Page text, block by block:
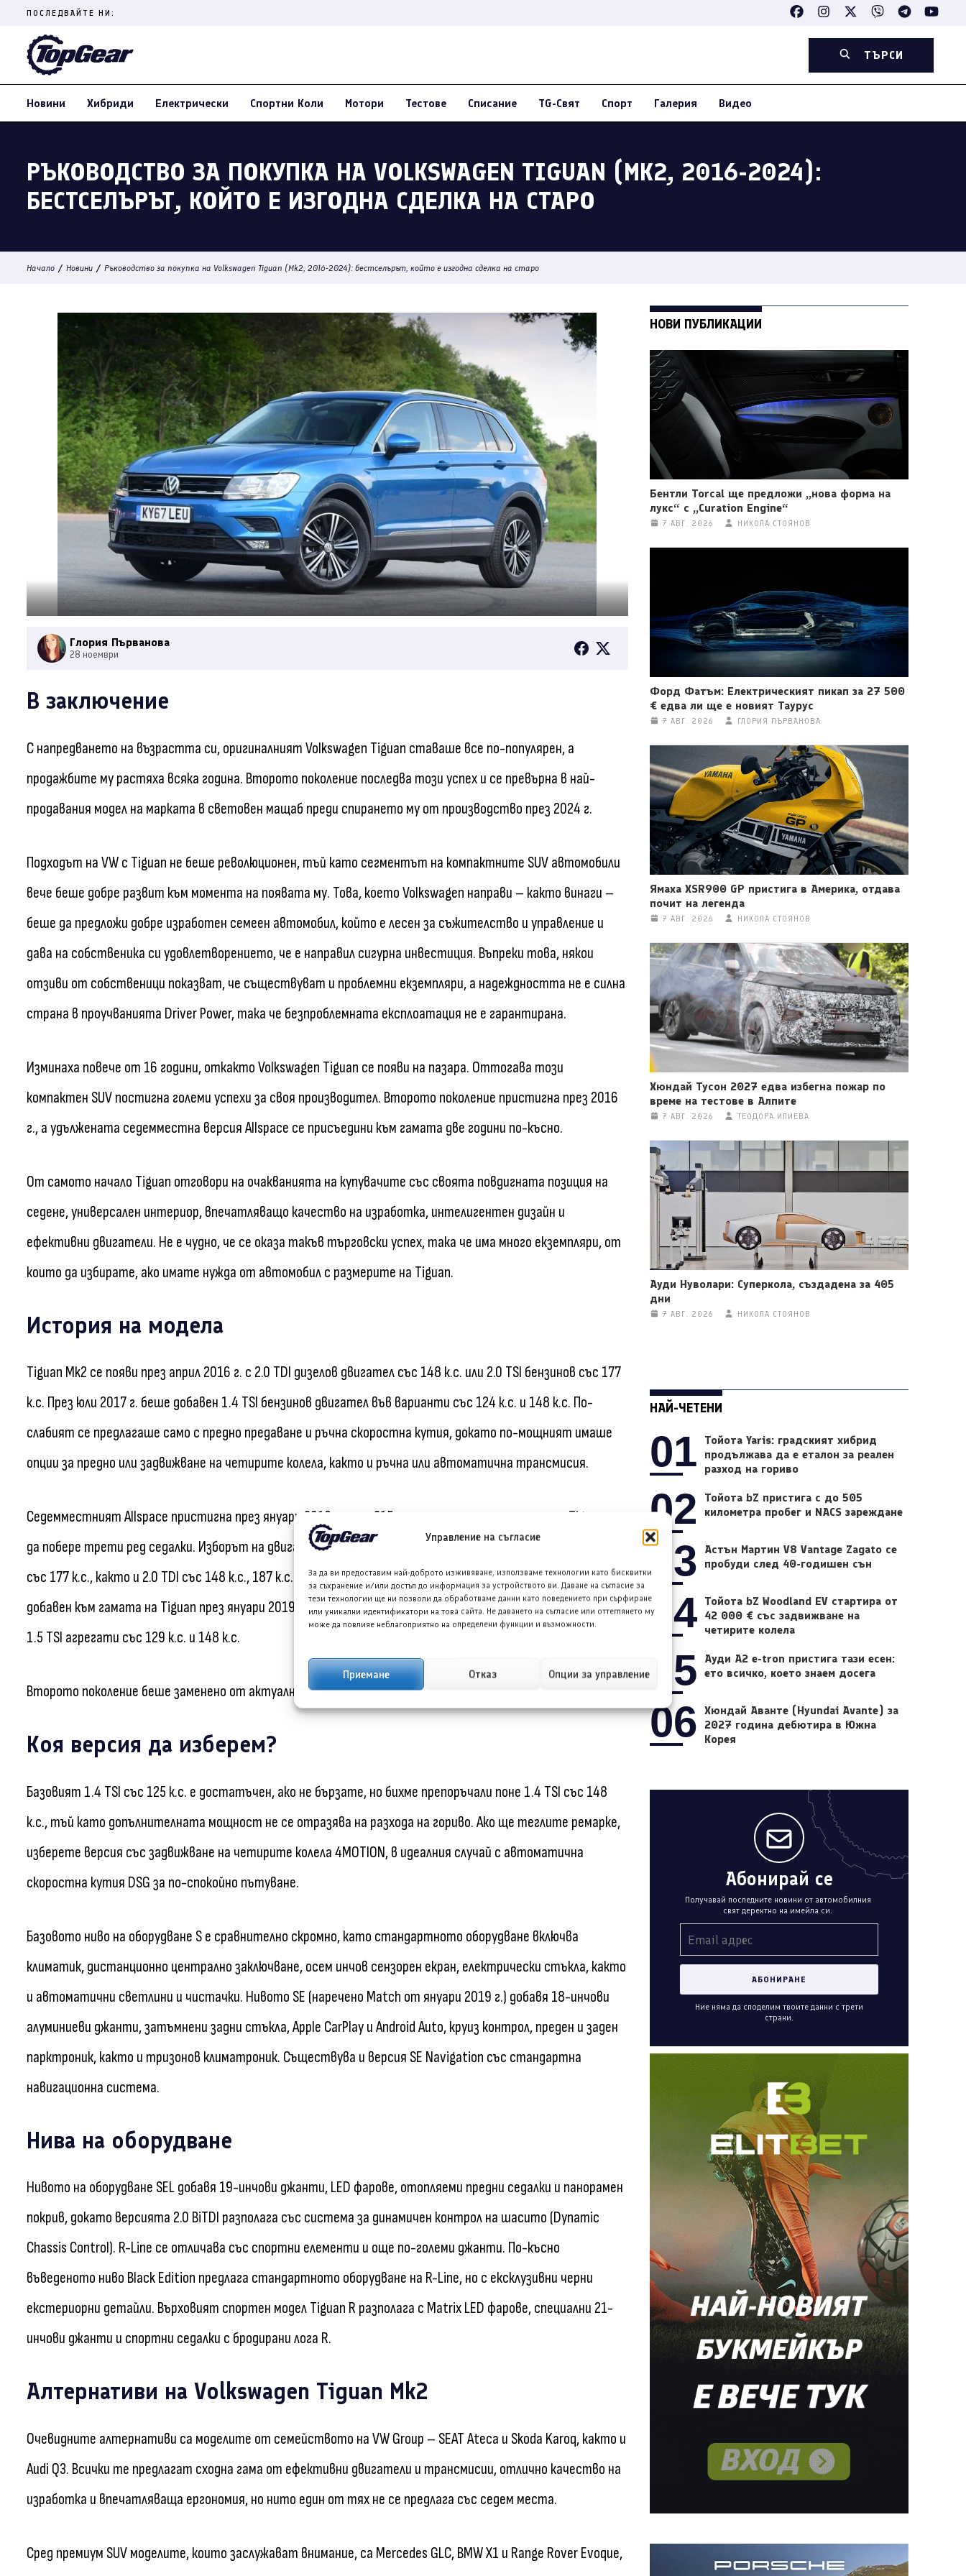
Управление на съгласие
За да ви предоставим най-доброто изживяване, използваме технологии като бисквитки
за съхранение и/или достъп до информация за устройството ви. Даване на съгласие за
тези технологии ще ни позволи да обработваме данни като поведението при сърфиране
или уникални идентификатори на това сайта. Не даването на съгласие или оттеглянето му
може да повлияе неблагоприятно на определени функции и възможности.
Приемане Отказ Опции за управление
content
(Press
ПОСЛЕДВАЙТЕ НИ:
ТЪРСИ
Новини Хибриди Електрически Спортни Коли Мотори Тестове Списание TG-Свят Спорт Галерия Видео
РЪКОВОДСТВО ЗА ПОКУПКА НА VOLKSWAGEN TIGUAN (MK2, 2016-2024):
БЕСТСЕЛЪРЪТ, КОЙТО Е ИЗГОДНА СДЕЛКА НА СТАРО
Начало / Новини / Ръководство за покупка на Volkswagen Tiguan (Mk2, 2016-2024): бестселърът, който е изгодна сделка на старо
Глория Първанова
28 ноември
В заключение
С напредването на възрастта си, оригиналният Volkswagen Tiguan ставаше все по-популярен, а
продажбите му растяха всяка година. Второто поколение последва този успех и се превърна в най-
продавания модел на марката в световен мащаб преди спирането му от производство през 2024 г.
Подходът на VW с Tiguan не беше революционен, тъй като сегментът на компактните SUV автомобили
вече беше добре развит към момента на появата му. Това, което Volkswagen направи – както винаги –
беше да предложи добре изработен семеен автомобил, който е лесен за съжителство и управление и
дава на собственика си удовлетворението, че е направил сигурна инвестиция. Въпреки това, някои
отзиви от собственици показват, че съществуват и проблемни екземпляри, а надеждността не е силна
страна в проучванията Driver Power, така че безпроблемната експлоатация не е гарантирана.
Изминаха повече от 16 години, откакто Volkswagen Tiguan се появи на пазара. Оттогава този
компактен SUV постигна големи успехи за своя производител. Второто поколение пристигна през 2016
г., а удължената седемместна версия Allspace се присъедини към гамата две години по-късно.
От самото начало Tiguan отговори на очакванията на купувачите със своята повдигната позиция на
седене, универсален интериор, впечатляващо качество на изработка, интелигентен дизайн и
ефективни двигатели. Не е чудно, че се оказа такъв търговски успех, така че има много екземпляри, от
които да избирате, ако имате нужда от автомобил с размерите на Tiguan.
История на модела
Tiguan Mk2 се появи през април 2016 г. с 2.0 TDI дизелов двигател със 148 к.с. или 2.0 TSI бензинов със 177
к.с. През юли 2017 г. беше добавен 1.4 TSI бензинов двигател във варианти със 124 к.с. и 148 к.с. По-
слабият се предлагаше само с предно предаване и ръчна скоростна кутия, докато по-мощният имаше
опции за предно или задвижване на четирите колела, както и ръчна или автоматична трансмисия.
Седемместният Allspace пристигна през януари 2018 г. и е с 215 мм по-дълъг от стандартния Tiguan, за
да побере трети ред седалки. Изборът на двигатели за Allspace включваше 1.4 TSI със 148 к.с. и 2.0 TSI
със 177 к.с., както и 2.0 TDI със 148 к.с., 187 к.с. или 237 к.с. Бензинов 2.0 TSI двигател с 227 к.с. беше
добавен към гамата на Tiguan през януари 2019 г., малко след като 1.4 TSI двигателите бяха заменени от
1.5 TSI агрегати със 129 к.с. и 148 к.с.
Второто поколение беше заменено от актуалния трети модел през 2024 г.
Коя версия да изберем?
Базовият 1.4 TSI със 125 к.с. е достатъчен, ако не бързате, но бихме препоръчали поне 1.4 TSI със 148
к.с., тъй като допълнителната мощност не се отразява на разхода на гориво. Ако ще теглите ремарке,
изберете версия със задвижване на четирите колела 4MOTION, в идеалния случай с автоматична
скоростна кутия DSG за по-спокойно пътуване.
Базовото ниво на оборудване S е сравнително скромно, като стандартното оборудване включва
климатик, дистанционно централно заключване, осем инчов сензорен екран, електрически стъкла, както
и автоматични светлини и чистачки. Нивото SE (наречено Match от януари 2019 г.) добавя 18-инчови
алуминиеви джанти, затъмнени задни стъкла, Apple CarPlay и Android Auto, круиз контрол, преден и заден
парктроник, както и тризонов климатроник. Съществува и версия SE Navigation със стандартна
навигационна система.
Нива на оборудване
Нивото на оборудване SEL добавя 19-инчови джанти, LED фарове, отопляеми предни седалки и панорамен
покрив, докато версията 2.0 BiTDI разполага със система за динамичен контрол на шасито (Dynamic
Chassis Control). R-Line се отличава със спортни елементи и още по-големи джанти. По-късно
въведеното ниво Black Edition предлага стандартното оборудване на R-Line, но с ексклузивни черни
екстериорни детайли. Върховият спортен модел Tiguan R разполага с Matrix LED фарове, специални 21-
инчови джанти и спортни седалки с бродирани лога R.
Алтернативи на Volkswagen Tiguan Mk2
Очевидните алтернативи са моделите от семейството на VW Group – SEAT Ateca и Skoda Karoq, както и
Audi Q3. Всички те предлагат сходна гама от ефективни двигатели и трансмисии, отлично качество на
изработка и впечатляваща ергономия, но нито един от тях не се предлага със седем места.
Сред премиум SUV моделите, които заслужават внимание, са Mercedes GLC, BMW X1 и Range Rover Evoque,
НОВИ ПУБЛИКАЦИИ
Бентли Torcal ще предложи „нова форма на
лукс“ с „Curation Engine“
7 АВГ. 2026 НИКОЛА СТОЯНОВ
Форд Фатъм: Електрическият пикап за 27 500
€ едва ли ще е новият Таурус
7 АВГ. 2026 ГЛОРИЯ ПЪРВАНОВА
Ямаха XSR900 GP пристига в Америка, отдава
почит на легенда
7 АВГ. 2026 НИКОЛА СТОЯНОВ
Хюндай Тусон 2027 едва избегна пожар по
време на тестове в Алпите
7 АВГ. 2026 ТЕОДОРА ИЛИЕВА
Ауди Нуволари: Суперкола, създадена за 405
дни
7 АВГ. 2026 НИКОЛА СТОЯНОВ
НАЙ-ЧЕТЕНИ
01
Тойота Yaris: градският хибрид
продължава да е еталон за реален
разход на гориво
02
Тойота bZ пристига с до 505
километра пробег и NACS зареждане
03
Астън Мартин V8 Vantage Zagato се
пробуди след 40-годишен сън
04 Тойота bZ Woodland EV стартира от
42 000 € със задвижване на
четирите колела
05
Ауди A2 e-tron пристига тази есен:
ето всичко, което знаем досега
06 Хюндай Аванте (Hyundai Avante) за
2027 година дебютира в Южна
Корея
Абонирай се
Получавай последните новини от автомобилния
свят деректно на имейла си.
Ние няма да споделим твоите данни с трети
страни.